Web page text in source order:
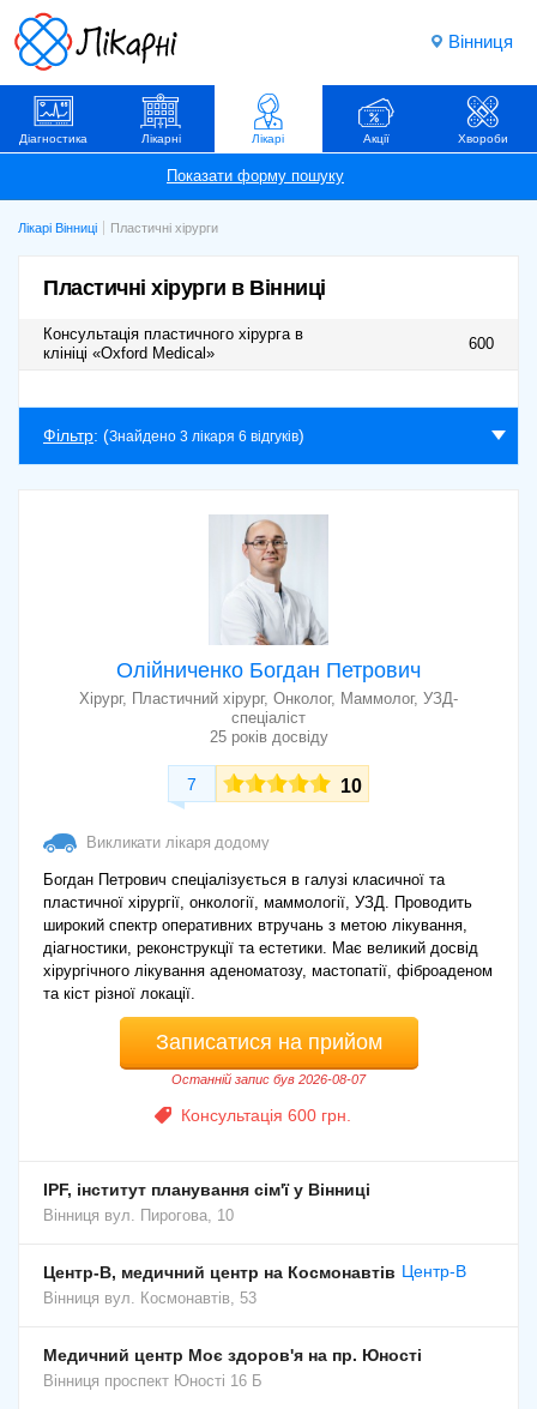
Вінниця
Діагностика Лікарні Лікарі Акції Хвороби
Лікарі Вінниці Пластичні хірурги
Пластичні хірурги в Вінниці
Консультація пластичного хірурга в
клініці «Oxford Medical»
600
Фільтр: (Знайдено 3 лікаря 6 відгуків)
Олійниченко Богдан Петрович
Хірург, Пластичний хірург, Онколог, Маммолог, УЗД-
спеціаліст
25 років досвіду
7 10
Викликати лікаря додому
Богдан Петрович спеціалізується в галузі класичної та
пластичної хірургії, онкології, маммології, УЗД. Проводить
широкий спектр оперативних втручань з метою лікування,
діагностики, реконструкції та естетики. Має великий досвід
хірургічного лікування аденоматозу, мастопатії, фіброаденом
та кіст різної локації.
Записатися на прийом
Останній запис був 2026-08-07
Консультація 600 грн.
IPF, інститут планування сім'ї у Вінниці
Вінниця вул. Пирогова, 10
Центр-В, медичний центр на Космонавтів Центр-В
Вінниця вул. Космонавтів, 53
Медичний центр Моє здоров'я на пр. Юності
Вінниця проспект Юності 16 Б